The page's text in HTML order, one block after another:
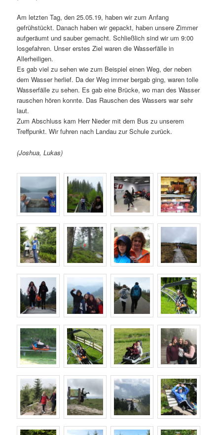
Am letzten Tag, den 25.05.19, haben wir zum Anfang
gefrühstückt. Danach haben wir gepackt, haben unsere Zimmer
aufgeräumt und sauber gemacht. Schließlich sind wir um 9:00
losgefahren. Unser erstes Ziel waren die Wasserfälle in
Allerheiligen.
Es gab viel zu sehen wie zum Beispiel einen Weg, der neben
dem Wasser herlief. Da der Weg immer bergab ging, waren tolle
Wasserfälle zu sehen. Es gab eine Brücke, wo man des Wasser
rauschen hören konnte. Das Rauschen des Wassers war sehr
laut.
Zum Abschluss kam Herr Nieder mit dem Bus zu unserem
Treffpunkt. Wir fuhren nach Landau zur Schule zurück.
(Joshua, Lukas)